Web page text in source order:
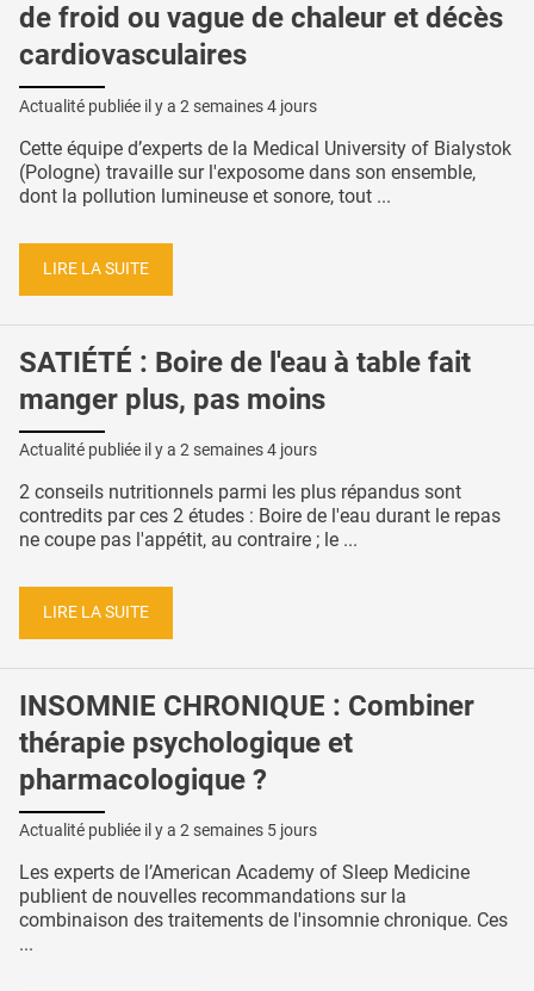
de froid ou vague de chaleur et décès
cardiovasculaires
Actualité publiée il y a 2 semaines 4 jours
Cette équipe d’experts de la Medical University of Bialystok
(Pologne) travaille sur l'exposome dans son ensemble,
dont la pollution lumineuse et sonore, tout ...
LIRE LA SUITE
SATIÉTÉ : Boire de l'eau à table fait
manger plus, pas moins
Actualité publiée il y a 2 semaines 4 jours
2 conseils nutritionnels parmi les plus répandus sont
contredits par ces 2 études : Boire de l'eau durant le repas
ne coupe pas l'appétit, au contraire ; le ...
LIRE LA SUITE
INSOMNIE CHRONIQUE : Combiner
thérapie psychologique et
pharmacologique ?
Actualité publiée il y a 2 semaines 5 jours
Les experts de l’American Academy of Sleep Medicine
publient de nouvelles recommandations sur la
combinaison des traitements de l'insomnie chronique. Ces
...